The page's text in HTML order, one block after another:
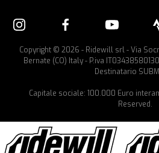
Copyright © 2026 - Ridewill srl - Via
Bernate (CO) Italy - P.iva
Destinatario
Capitale sociale: 100.000 Euro
Reserved.